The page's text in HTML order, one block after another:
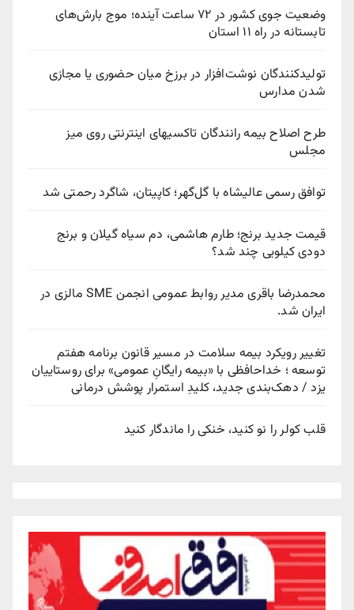
وضعیت جوی کشور در ۷۲ ساعت آینده؛ موج بارش‌های
تابستانه در راه ۱۱ استان
تولیدکنندگان نوشت‌افزار در برزخ میان حضوری یا مجازی
شدن مدارس
طرح اصلاح بیمه رانندگان تاکسیهای اینترنتی روی میز
مجلس
توافق رسمی عالیشاه با گل‌گهر؛ کاپیتان، شاگرد رحمتی شد
قیمت جدید برنج؛ طارم هاشمی، دم سیاه گیلان و برنج
دودی کیلویی چند شد؟
محمدرضا باقری مدیر روابط عمومی انجمن SME مالزی در
ایران شد.
تغییر رویکرد بیمه سلامت در مسیر قانون برنامه هفتم
توسعه ؛ خداحافظی با «بیمه رایگانِ عمومی» برای روستاییان
یزد / دهک‌بندی جدید، کلیدِ استمرار پوشش درمانی
قلب کولر را نو کنید، خنکی را ماندگار کنید